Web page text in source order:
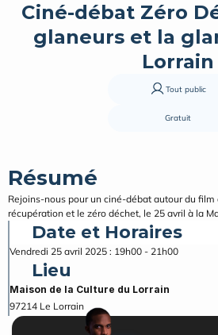
Ciné-débat Zéro
glaneurs et la
Lorrain
Tout public
Gratuit
Résumé
Rejoins-nous pour un ciné-débat autour du film
récupération et le zéro déchet, le 25 avril à la
Date et Horaires
Vendredi 25 avril 2025 : 19h00 - 21h00
Lieu
Maison de la Culture du Lorrain
97214 Le Lorrain